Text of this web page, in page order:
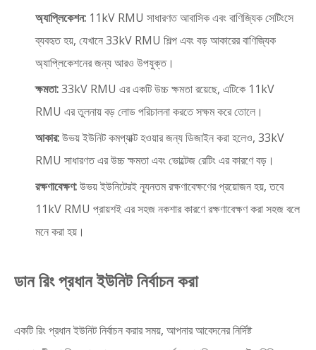
অ্যাপ্লিকেশন: 11kV RMU সাধারণত আবাসিক এবং বাণিজ্যিক সেটিংসে
ব্যবহৃত হয়, যেখানে 33kV RMU শিল্প এবং বড় আকারের বাণিজ্যিক
অ্যাপ্লিকেশনের জন্য আরও উপযুক্ত।
ক্ষমতা:33kV RMU এর একটি উচ্চ ক্ষমতা রয়েছে, এটিকে 11kV
RMU এর তুলনায় বড় লোড পরিচালনা করতে সক্ষম করে তোলে।
আকার:উভয় ইউনিট কমপ্যাক্ট হওয়ার জন্য ডিজাইন করা হলেও, 33kV
RMU সাধারণত এর উচ্চ ক্ষমতা এবং ভোল্টেজ রেটিং এর কারণে বড়।
রক্ষণাবেক্ষণ:উভয় ইউনিটেরই ন্যূনতম রক্ষণাবেক্ষণের প্রয়োজন হয়, তবে
11kV RMU প্রায়শই এর সহজ নকশার কারণে রক্ষণাবেক্ষণ করা সহজ বলে
মনে করা হয়।
ডান রিং প্রধান ইউনিট নির্বাচন করা
একটি রিং প্রধান ইউনিট নির্বাচন করার সময়, আপনার আবেদনের নির্দিষ্ট